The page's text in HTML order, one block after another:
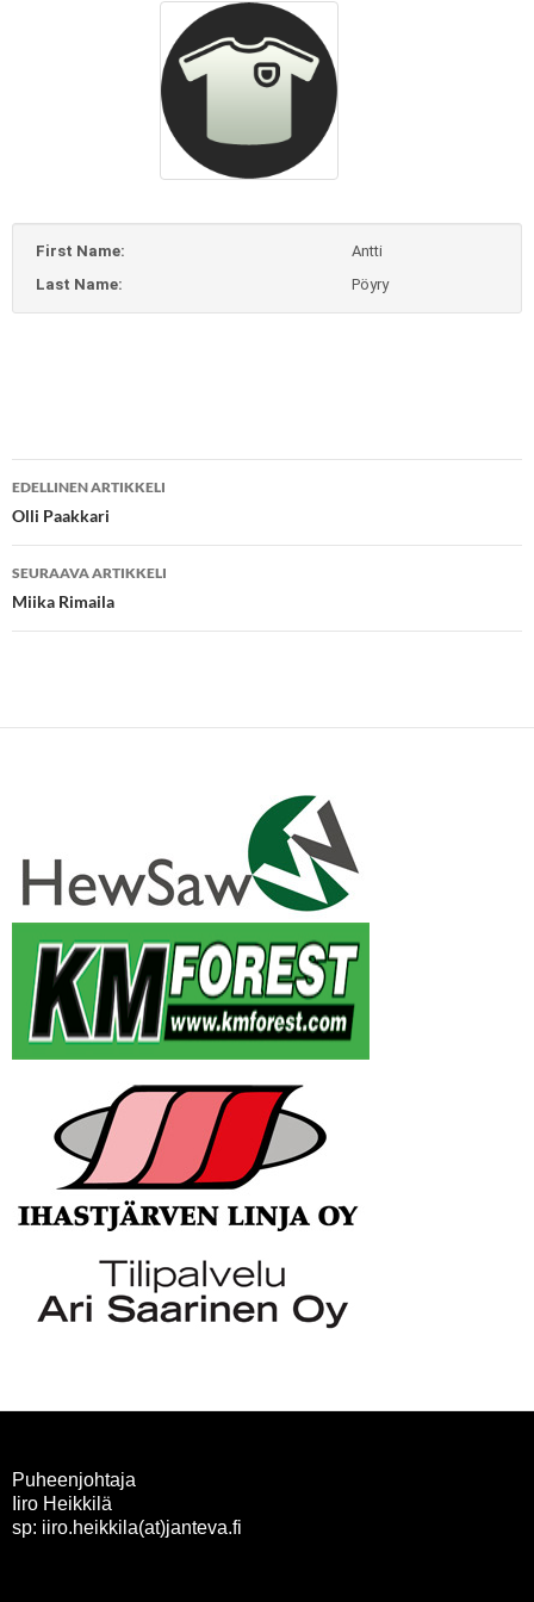
First Name:
Antti
Last Name:
Pöyry
Artikkelien
selaus
EDELLINEN ARTIKKELI
Olli Paakkari
SEURAAVA ARTIKKELI
Miika Rimaila
Puheenjohtaja
Iiro Heikkilä
sp: iiro.heikkila(at)janteva.fi